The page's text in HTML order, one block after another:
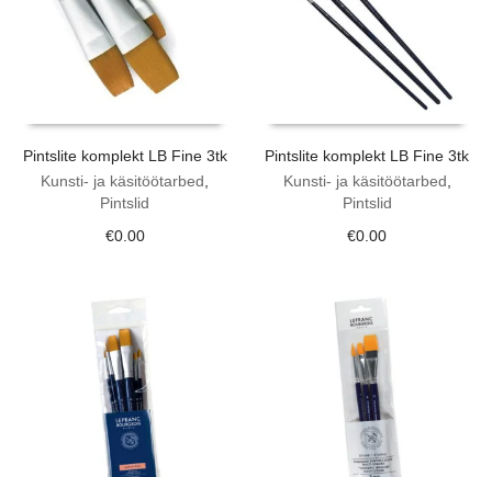
Pintslite komplekt LB Fine 3tk
Kunsti- ja käsitöötarbed,
Pintslid
€0.00
Pintslite komplekt LB Fine 3tk
Kunsti- ja käsitöötarbed,
Pintslid
€0.00